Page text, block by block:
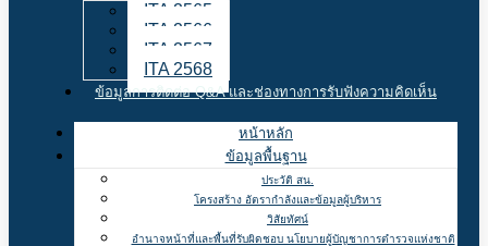
ITA 2565
ITA 2566
ITA 2567
ITA 2568
ข้อมูลการติดต่อ Q&A และช่องทางการรับฟังความคิดเห็น
หน้าหลัก
ข้อมูลพื้นฐาน
ประวัติ สน.
โครงสร้าง อัตรากำลังและข้อมูลผู้บริหาร
วิสัยทัศน์
อำนาจหน้าที่และพื้นที่รับผิดชอบ นโยบายผู้บัญชาการตำรวจแห่งชาติ